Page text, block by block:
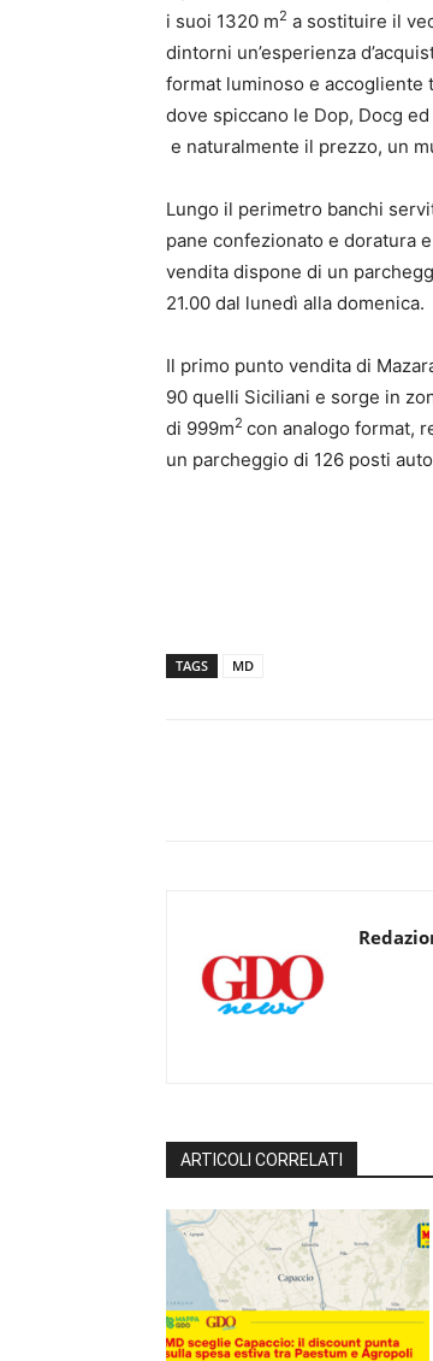
i suoi 1320 m2 a sostituire il
dintorni un’esperienza
format luminoso e accogliente
dove spiccano le Dop, Docg
e naturalmente il prezzo, un
Lungo il perimetro banchi
pane confezionato e doratura
vendita dispone di un
21.00 dal lunedì alla domenica.
Il primo punto vendita di
90 quelli Siciliani e sorge in
di 999m2 con analogo format,
un parcheggio di 126 posti
TAGS MD
ARTICOLI CORRELATI